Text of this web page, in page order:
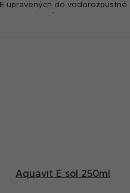
E upravených do vodorozpustné
formy.
Aquavit E sol 250ml